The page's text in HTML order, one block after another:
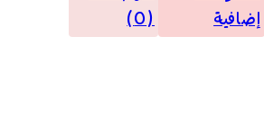
إضافية
(0)